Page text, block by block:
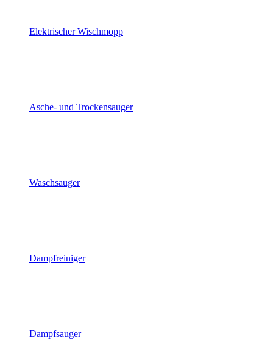
Elektrischer Wischmopp
Asche- und Trockensauger
Waschsauger
Dampfreiniger
Dampfsauger